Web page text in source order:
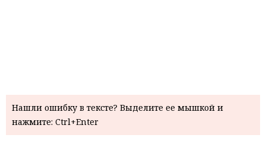
Нашли ошибку в тексте? Выделите ее мышкой и
нажмите: Ctrl+Enter